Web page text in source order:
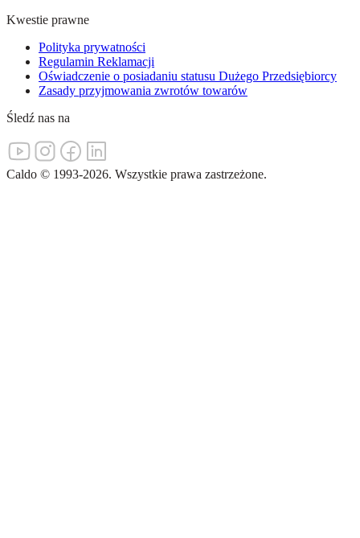
Kwestie prawne
Polityka prywatności
Regulamin Reklamacji
Oświadczenie o posiadaniu statusu Dużego Przedsiębiorcy
Zasady przyjmowania zwrotów towarów
Śledź nas na
Caldo © 1993-2026. Wszystkie prawa zastrzeżone.